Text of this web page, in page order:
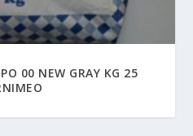
00 NEW GRAY KG 25